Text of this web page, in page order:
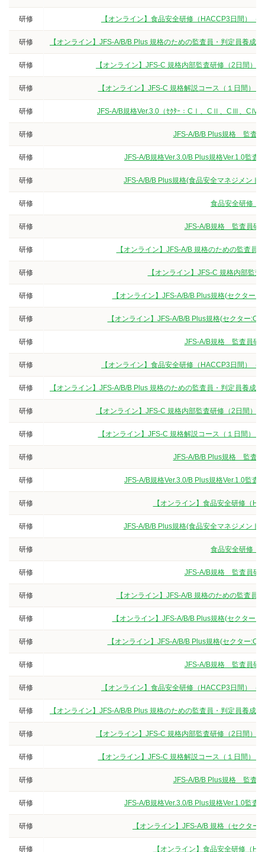
研修 【オンライン】食品安全研修（HACCP3日間）
研修 【オンライン】JFS-A/B/B Plus 規格のための監査員・判定員養
研修 【オンライン】JFS-C 規格内部監査研修（2日間）
研修 【オンライン】JFS-C 規格解説コース（１日間）
研修 JFS-A/B規格Ver.3.0（ｾｸﾀｰ：CⅠ、CⅡ、CⅢ、CⅣ/K
研修 JFS-A/B/B Plus規格 監査員
研修 JFS-A/B規格Ver.3.0/B Plus規格Ver.1.0監
研修 JFS-A/B/B Plus規格(食品安全マネジメント
研修 食品安全研修（
研修 JFS-A/B規格 監査員研
研修 【オンライン】JFS-A/B 規格のための監査
研修 【オンライン】JFS-C 規格内部監
研修 【オンライン】JFS-A/B/B Plus規格(セクタ
研修 【オンライン】JFS-A/B/B Plus規格(セクター
研修 JFS-A/B規格 監査員研
研修 【オンライン】食品安全研修（HACCP3日間）
研修 【オンライン】JFS-A/B/B Plus 規格のための監査員・判定員養
研修 【オンライン】JFS-C 規格内部監査研修（2日間）
研修 【オンライン】JFS-C 規格解説コース（１日間）
研修 JFS-A/B/B Plus規格 監査員
研修 JFS-A/B規格Ver.3.0/B Plus規格Ver.1.0監
研修 【オンライン】食品安全研修（
研修 JFS-A/B/B Plus規格(食品安全マネジメント
研修 食品安全研修（
研修 JFS-A/B規格 監査員研
研修 【オンライン】JFS-A/B 規格のための監査
研修 【オンライン】JFS-A/B/B Plus規格(セクタ
研修 【オンライン】JFS-A/B/B Plus規格(セクター
研修 JFS-A/B規格 監査員研
研修 【オンライン】食品安全研修（HACCP3日間）
研修 【オンライン】JFS-A/B/B Plus 規格のための監査員・判定員養
研修 【オンライン】JFS-C 規格内部監査研修（2日間）
研修 【オンライン】JFS-C 規格解説コース（１日間）
研修 JFS-A/B/B Plus規格 監査員
研修 JFS-A/B規格Ver.3.0/B Plus規格Ver.1.0監
研修 【オンライン】JFS-A/B 規格（セクタ
研修 【オンライン】食品安全研修（